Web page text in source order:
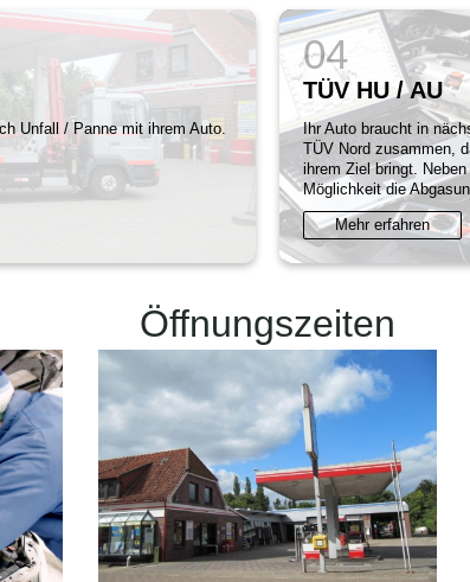
Unfall / Panne mit ihrem Auto.
TÜV HU / AU
Ihr Auto braucht in
TÜV Nord zusammen,
ihrem Ziel bringt.
Möglichkeit die
Mehr erfahren
Öffnungszeiten